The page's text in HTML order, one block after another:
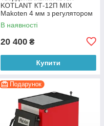
KOTLANT КТ-12П MIX
Makoten 4 мм з регулятором
тяги з плитою
В наявності
20 400 ₴
Купити
Подарунок